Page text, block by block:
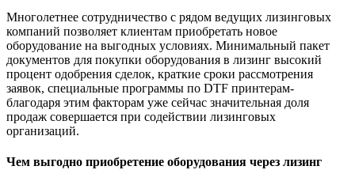
Многолетнее сотрудничество с рядом ведущих лизинговых
компаний позволяет клиентам приобретать новое
оборудование на выгодных условиях. Минимальный пакет
документов для покупки оборудования в лизинг высокий
процент одобрения сделок, краткие сроки рассмотрения
заявок, специальные программы по DTF принтерам-
благодаря этим факторам уже сейчас значительная доля
продаж совершается при содействии лизинговых
организаций.
Чем выгодно приобретение оборудования через лизинг